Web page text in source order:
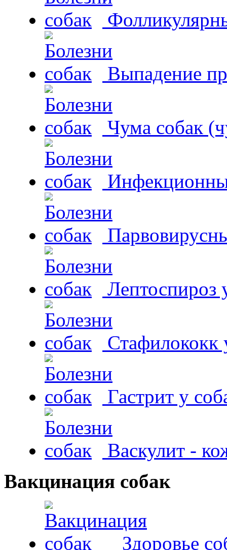
Выпадение
Чума собак
Лептоспироз
Стафилококк
Гастрит у
Васкулит -
Вакцинация собак
Здоровье